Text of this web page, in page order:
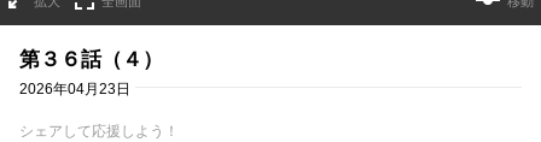
第３６話（４）
2026年04月23日
シェアして応援しよう！